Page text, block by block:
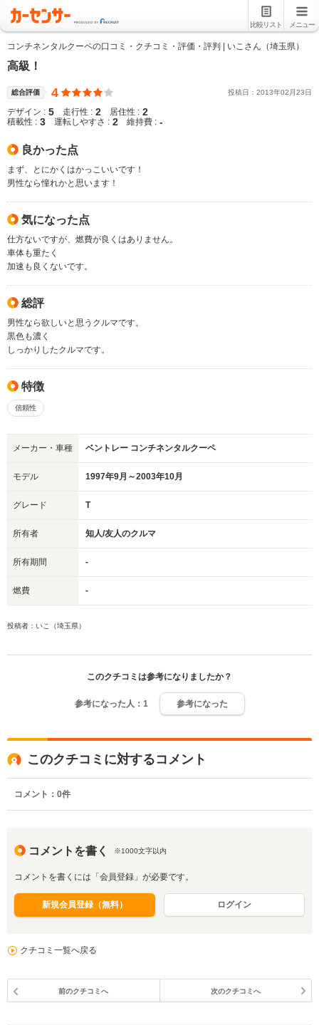
比較リスト メニュー
コンチネンタルクーペの口コミ・クチコミ・評価・評判 | いこさん（埼玉県）
高級！
総合評価 4 投稿日： 2013年02 月23日
デザイン : 5 走行性 : 2 居住性 : 2
積載性 : 3 運転しやすさ : 2 維持費 : -
良かった点
まず、とにかくはかっこいいです！
男性なら憧れかと思います！
気になった点
仕方ないですが、燃費が良くはありません。
車体も重たく
加速も良くないです。
総評
男性なら欲しいと思うクルマです。
黒色も濃く
しっかりしたクルマです。
特徴
信頼性
メーカー・車種 ベントレー コンチネンタルクーペ
モデル 1997年9月～2003年10月
グレード T
所有者 知人/友人のクルマ
所有期間 -
燃費 -
投稿者：いこ（埼玉県）
このクチコミは参考になりましたか？
参考になった人： 1 参考になった
このクチコミに対するコメント
コメント： 0件
コメントを書く ※1000文字以内
コメントを書くには「会員登録」が必要です。
新規会員登録（無料） ログイン
クチコミ一覧へ戻る
前のクチコミへ 次のクチコミへ